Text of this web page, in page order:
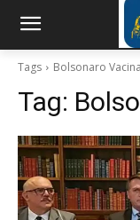
Tags Bolsonaro Vacina
Tag: